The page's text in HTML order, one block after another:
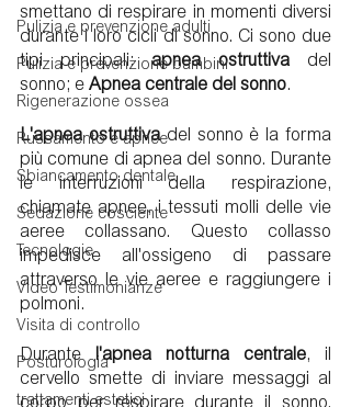
Pulizia e prevenzione adulti
Pulizia e prevenzione bambini
Rigenerazione ossea
Russamento e apnee
Sbiancamento dentale
Sedazione cosciente
Tecnologie
Video Testimonianze
Visita di controllo
Posturologia
trattamenti estetici
smettano di respirare in momenti diversi
durante i loro cicli di sonno. Ci sono due
tipi principali: apnea ostruttiva del
sonno; e Apnea centrale del sonno.
L'apnea ostruttiva del sonno è la forma
più comune di apnea del sonno. Durante
le interruzioni della respirazione,
chiamate apnee, i tessuti molli delle vie
aeree collassano. Questo collasso
impedisce all'ossigeno di passare
attraverso le vie aeree e raggiungere i
polmoni.
Durante l'apnea notturna centrale, il
cervello smette di inviare messaggi al